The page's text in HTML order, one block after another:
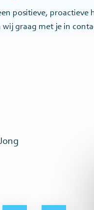
positieve, proactieve
graag met je in